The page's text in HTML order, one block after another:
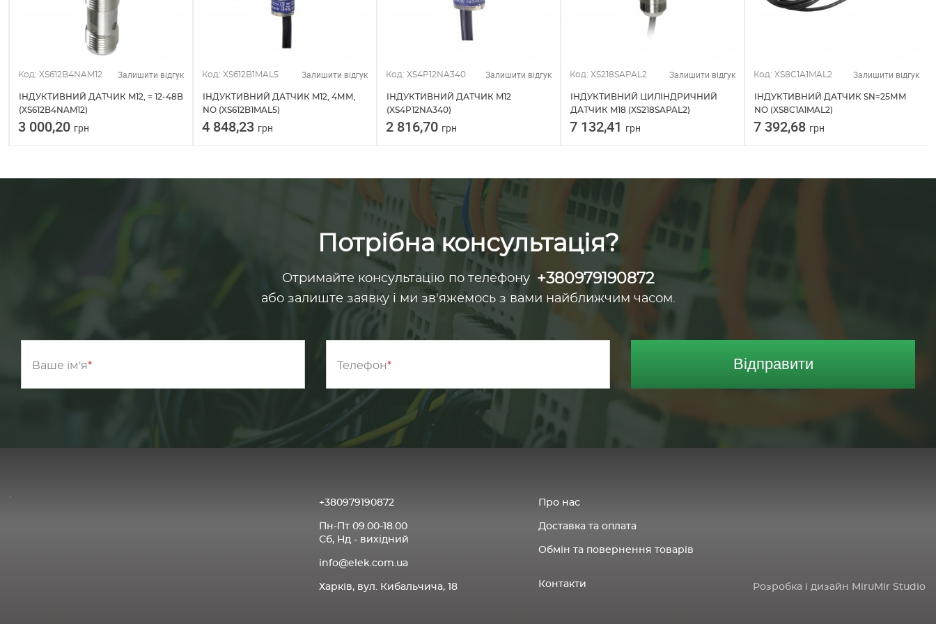
Код: XS612B4NAM12 Залишити відгук
ІНДУКТИВНИЙ ДАТЧИК M12, = 12-48В
(XS612B4NAM12)
3 000,20 грн
Код: XS612B1MAL5 Залишити відгук
ІНДУКТИВНИЙ ДАТЧИК M12, 4ММ,
NO (XS612B1MAL5)
4 848,23 грн
Код: XS4P12NA340 Залишити відгук
ІНДУКТИВНИЙ ДАТЧИК M12
(XS4P12NA340)
2 816,70 грн
Код: XS218SAPAL2 Залишити відгук
ІНДУКТИВНИЙ ЦИЛІНДРИЧНИЙ
ДАТЧИК M18 (XS218SAPAL2)
7 132,41 грн
Код: XS8C1A1MAL2 Залишити відгук
ІНДУКТИВНИЙ ДАТЧИК SN=25ММ
NO (XS8C1A1MAL2)
7 392,68 грн
Потрібна консультація?
Отримайте консультацію по телефону +380979190872
або залиште заявку і ми зв'яжемось з вами найближчим часом.
Ваше ім'я Телефон Відправити
+380979190872
Пн-Пт 09.00-18.00
Сб, Нд - вихідний
info@elek.com.ua
Харків, вул. Кибальчича, 18
Про нас
Доставка та оплата
Обмін та повернення товарів
Контакти Розробка і дизайн MiruMir Studio